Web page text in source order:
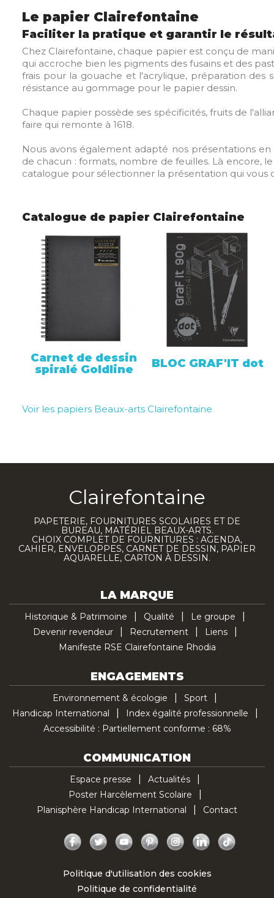
Le papier Clairefontaine
Faciliter la pratique et garantir le
Chez Clairefontaine, chaque papier est conçu de
qui accroche bien les pigments des fusains et des
frais pour la gouache et l'acrylique, préparation
résistance au gommage pour le papier dessin.
Chaque papier possède ses spécificités, fruits de
faire qui remonte à 1618.
Nous avons également adapté nos présentations
de chacun : formats, nombre de feuilles. Là encore,
catalogue pour sélectionner la présentation qui vous
Catalogue de papier Clairefontaine
Carnet de dessin
spiralé Goldline
BLOC GRAF'IT dot
Voir les papiers Beaux-arts Clairefontaine
Clairefontaine
PAPETERIE, FOURNITURES SCOLAIRES ET DE
BUREAU, MATÉRIEL BEAUX-ARTS.
CHOIX COMPLET DE FOURNITURES : AGENDA,
CAHIER, ENVELOPPES, CARNET DE DESSIN, PAPIER
AQUARELLE, CARTON À DESSIN.
LA MARQUE
Historique & Patrimoine Qualité
Le groupe
Devenir revendeur
Recrutement
Liens
Manifeste RSE Clairefontaine Rhodia
ENGAGEMENTS
Environnement & écologie
Sport
Handicap International
Index égalité professionnelle
Accessibilité : Partiellement conforme : 68%
COMMUNICATION
Espace presse
Actualités
Poster Harcèlement Scolaire
Planisphère Handicap International
Contact
Facebook
Twitter YouTubePinterestInstagramLinkedIn
Politique d'utilisation des cookies
Politique de confidentialité